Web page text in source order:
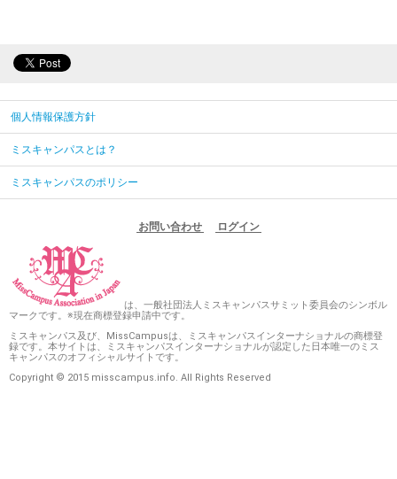
個人情報保護方針
ミスキャンパスとは？
ミスキャンパスのポリシー
お問い合わせ ログイン
は、一般社団法人ミスキャンパスサミット委員会のシンボル
マークです。※現在商標登録申請中です。
ミスキャンパス及び、MissCampusは、ミスキャンパスインターナショナルの商標登
録です。本サイトは、ミスキャンパスインターナショナルが認定した日本唯一のミス
キャンパスのオフィシャルサイトです。
Copyright © 2015 misscampus.info. All Rights Reserved